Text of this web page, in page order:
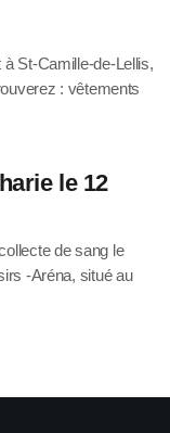
St-Camille-de-Lellis,
: vêtements
le 12
de sang le
-Aréna, situé au